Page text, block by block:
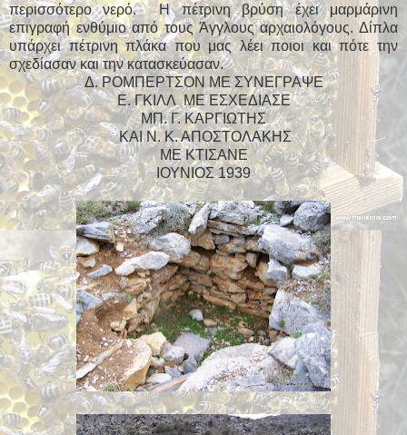
περισσότερο νερό. Η πέτρινη βρύση έχει μαρμάρινη
επιγραφή ενθύμιο από τους Άγγλους αρχαιολόγους. Δίπλα
υπάρχει πέτρινη πλάκα που μας λέει ποιοι και πότε την
σχεδίασαν και την κατασκεύασαν.
Δ. ΡΟΜΠΕΡΤΣΟΝ ΜΕ ΣΥΝΕΓΡΑΨΕ
Ε. ΓΚΙΛΛ ΜΕ ΕΣΧΕΔΙΑΣΕ
ΜΠ. Γ. ΚΑΡΓΙΩΤΗΣ
ΚΑΙ Ν. Κ. ΑΠΟΣΤΟΛΑΚΗΣ
ΜΕ ΚΤΙΣΑΝΕ
ΙΟΥΝΙΟΣ 1939